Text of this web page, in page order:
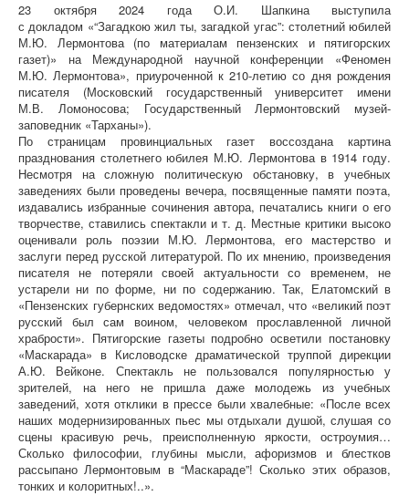
Контакты
23 октября 2024 года О.И. Шапкина выступила
с докладом «“Загадкою жил ты, загадкой угас”: столетний юбилей
М.Ю. Лермонтова (по материалам пензенских и пятигорских
газет)» на Международной научной конференции «Феномен
М.Ю. Лермонтова», приуроченной к 210-летию со дня рождения
писателя (Московский государственный университет имени
М.В. Ломоносова; Государственный Лермонтовский музей-
заповедник «Тарханы»).
По страницам провинциальных газет воссоздана картина
празднования столетнего юбилея М.Ю. Лермонтова в 1914 году.
Несмотря на сложную политическую обстановку, в учебных
заведениях были проведены вечера, посвященные памяти поэта,
издавались избранные сочинения автора, печатались книги о его
творчестве, ставились спектакли и т. д. Местные критики высоко
оценивали роль поэзии М.Ю. Лермонтова, его мастерство и
заслуги перед русской литературой. По их мнению, произведения
писателя не потеряли своей актуальности со временем, не
устарели ни по форме, ни по содержанию. Так, Елатомский в
«Пензенских губернских ведомостях» отмечал, что «великий поэт
русский был сам воином, человеком прославленной личной
храбрости». Пятигорские газеты подробно осветили постановку
«Маскарада» в Кисловодске драматической труппой дирекции
А.Ю. Вейконе. Спектакль не пользовался популярностью у
зрителей, на него не пришла даже молодежь из учебных
заведений, хотя отклики в прессе были хвалебные: «После всех
наших модернизированных пьес мы отдыхали душой, слушая со
сцены красивую речь, преисполненную яркости, остроумия…
Сколько философии, глубины мысли, афоризмов и блестков
рассыпано Лермонтовым в “Маскараде”! Сколько этих образов,
тонких и колоритных!..».